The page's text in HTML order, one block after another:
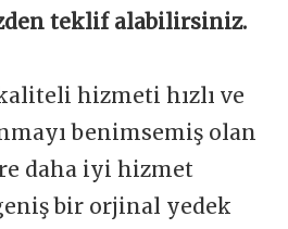
teklif alabilirsiniz.
hizmeti hızlı ve
benimsemiş olan
daha iyi hizmet
bir orjinal yedek